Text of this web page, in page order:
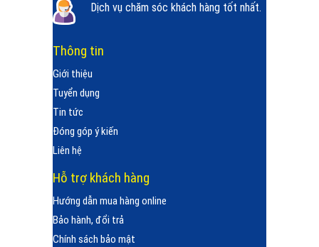
Dịch vụ chăm sóc khách hàng tốt nhất.
Thông tin
Giới thiệu
Tuyển dụng
Tin tức
Đóng góp ý kiến
Liên hệ
Hỗ trợ khách hàng
Hướng dẫn mua hàng online
Bảo hành, đổi trả
Chính sách bảo mật